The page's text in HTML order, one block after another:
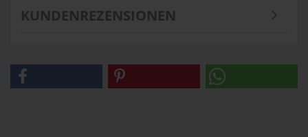
KUNDENREZENSIONEN